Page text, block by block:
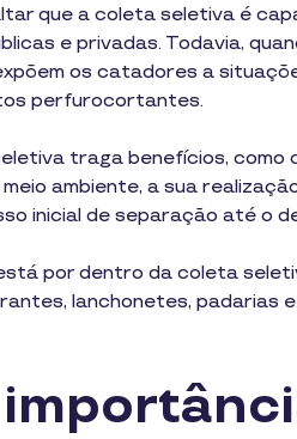
que a coleta seletiva é
e privadas. Todavia,
os catadores a
perfurocortantes.
traga benefícios, como
meio ambiente, a sua
inicial de separação até o
por dentro da coleta
lanchonetes, padarias